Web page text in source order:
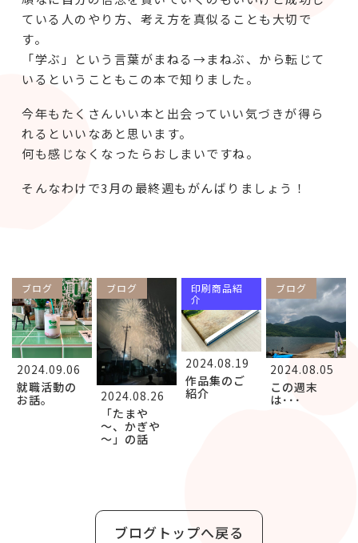
ている人のやり方、考え方を真似ることも大切で
す。
「学ぶ」という言葉がまねる→まねぶ、から転じて
いるということもこの本で知りました。
今年もたくさんいい本と出会っていい気づきが得ら
れるといいなあと思います。
何も感じなくなったらおしまいですね。
そんなわけで3月の最終週もがんばりましょう！
ブログ
2024.09.06
就職活動の
お話。
ブログ
2024.08.26
「たまや
～、かぎや
～」の話
印刷商品紹
介
2024.08.19
作品集のご
紹介
ブログ
2024.08.05
この週末
は･･･
ブログトップへ戻る